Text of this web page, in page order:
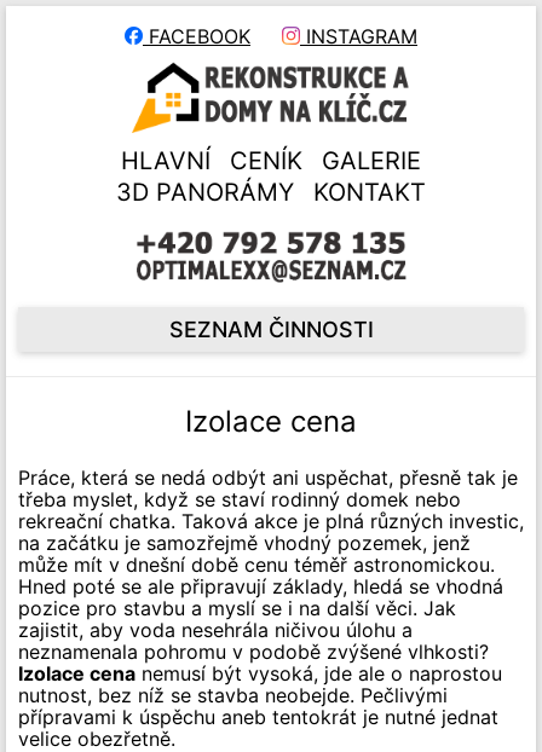
FACEBOOK INSTAGRAM
HLAVNÍ CENÍK
GALERIE
3D PANORÁMY
KONTAKT
SEZNAM ČINNOSTI
Izolace cena
Práce, která se nedá odbýt ani uspěchat, přesně tak je
třeba myslet, když se staví rodinný domek nebo
rekreační chatka. Taková akce je plná různých investic,
na začátku je samozřejmě vhodný pozemek, jenž
může mít v dnešní době cenu téměř astronomickou.
Hned poté se ale připravují základy, hledá se vhodná
pozice pro stavbu a myslí se i na další věci. Jak
zajistit, aby voda nesehrála ničivou úlohu a
neznamenala pohromu v podobě zvýšené vlhkosti?
Izolace cena nemusí být vysoká, jde ale o naprostou
nutnost, bez níž se stavba neobejde. Pečlivými
přípravami k úspěchu aneb tentokrát je nutné jednat
velice obezřetně.